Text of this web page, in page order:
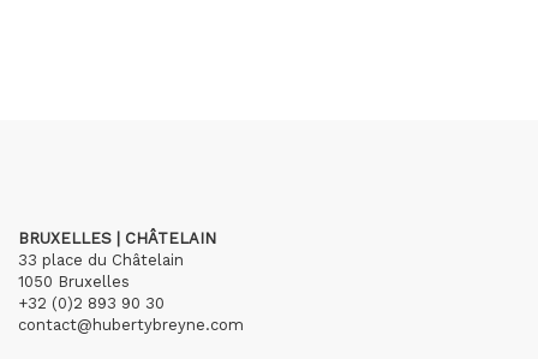
BRUXELLES | CHÂTELAIN
33 place du Châtelain
1050 Bruxelles
+32 (0)2 893 90 30
contact@hubertybreyne.com